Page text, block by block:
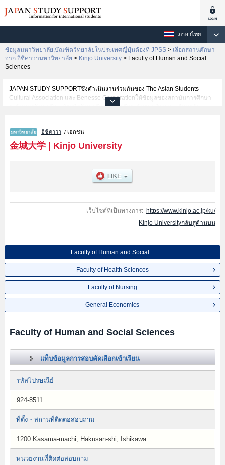
ภาษาไทย
ข้อมูลมหาวิทยาลัย,บัณฑิตวิทยาลัยในประเทศญี่ปุ่นต้องที่ JPSS > เลือกสถานศึกษา
จาก อิชิคาวามหาวิทยาลัย > Kinjo University > Faculty of Human and Social
Sciences
JAPAN STUDY SUPPORTซึ่งดำเนินงานร่วมกันของ The Asian Students
Cultural Association และ Benesse Corporationให้ข้อมูลของสถาบันการศึกษา
ระดับมหาวิทยาลัย・บัณฑิตวิทยาลัย・วิทยาลัยระดับอนุปริญญา・วิทยาลัย
เช่นข้อมูลของแต่ละคณะ,ข้อมูลการสอบคัดเลือกเข้าศึกษาเช่นจำนวนคนที่รับ
สมัครหรือจำนวนคนที่ผ่านการสอบคัดเลือกเป็นต้น,แนะนำสถานที่,การเดินทาง
เป็นต้นไว้ด้วยดังนั้นขอเชิญใช้บริการค้นหาข้อมูลตามอัธยาศัย
อิชิคาวา / เอกชน
金城大学| Kinjo University
เว็บไซต์ที่เป็นทางการ: https://www.kinjo.ac.jp/ku/
Kinjo Universityกลับสู่ด้านบน
Faculty of Human and Social...
Faculty of Health Sciences
Faculty of Nursing
General Economics
Faculty of Human and Social Sciences
แท็บข้อมูลการสอบคัดเลือกเข้าเรียน
รหัสไปรษณีย์
924-8511
ที่ตั้ง・สถานที่ติดต่อสอบถาม
1200 Kasama-machi, Hakusan-shi, Ishikawa
หน่วยงานที่ติดต่อสอบถาม